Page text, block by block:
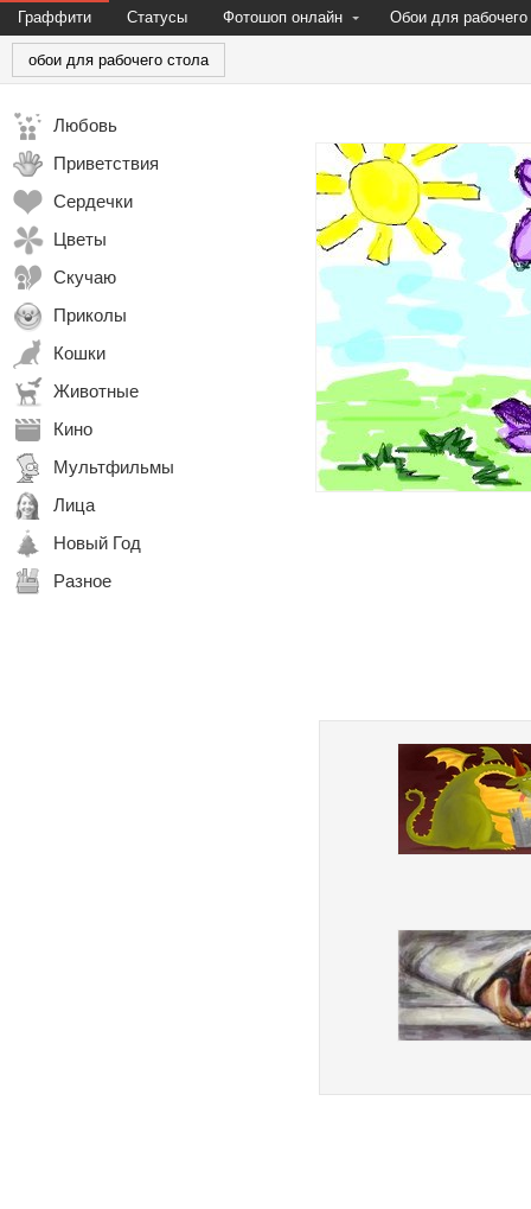
Граффити Статусы Фотошоп онлайн Обои для рабочего
обои для рабочего стола
Любовь
Приветствия
Сердечки
Цветы
Скучаю
Приколы
Кошки
Животные
Кино
Мультфильмы
Лица
Новый Год
Разное